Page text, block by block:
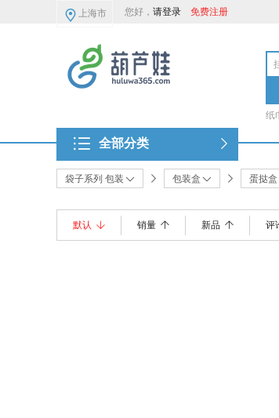
上海市 您好， 请登录 免费注册
纸
全部分类
袋子系列 包装 包装盒 蛋挞盒
默认 销量 新品 评